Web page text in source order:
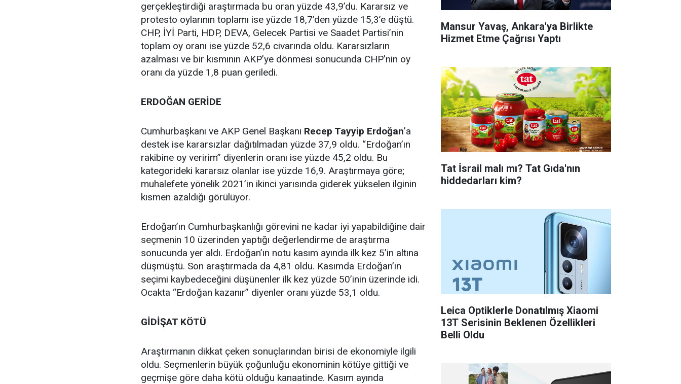
gerçekleştirdiği araştırmada bu oran yüzde 43,9’du. Kararsız ve
protesto oylarının toplamı ise yüzde 18,7’den yüzde 15,3’e düştü.
CHP, İYİ Parti, HDP, DEVA, Gelecek Partisi ve Saadet Partisi’nin
toplam oy oranı ise yüzde 52,6 civarında oldu. Kararsızların
azalması ve bir kısmının AKP’ye dönmesi sonucunda CHP’nin oy
oranı da yüzde 1,8 puan geriledi.
ERDOĞAN GERİDE
Cumhurbaşkanı ve AKP Genel Başkanı Recep Tayyip Erdoğan’a
destek ise kararsızlar dağıtılmadan yüzde 37,9 oldu. “Erdoğan’ın
rakibine oy veririm” diyenlerin oranı ise yüzde 45,2 oldu. Bu
kategorideki kararsız olanlar ise yüzde 16,9. Araştırmaya göre;
muhalefete yönelik 2021’in ikinci yarısında giderek yükselen ilginin
kısmen azaldığı görülüyor.
Erdoğan’ın Cumhurbaşkanlığı görevini ne kadar iyi yapabildiğine dair
seçmenin 10 üzerinden yaptığı değerlendirme de araştırma
sonucunda yer aldı. Erdoğan’ın notu kasım ayında ilk kez 5’in altına
düşmüştü. Son araştırmada da 4,81 oldu. Kasımda Erdoğan’ın
seçimi kaybedeceğini düşünenler ilk kez yüzde 50’inin üzerinde idi.
Ocakta “Erdoğan kazanır” diyenler oranı yüzde 53,1 oldu.
GİDİŞAT KÖTÜ
Araştırmanın dikkat çeken sonuçlarından birisi de ekonomiyle ilgili
oldu. Seçmenlerin büyük çoğunluğu ekonominin kötüye gittiği ve
geçmişe göre daha kötü olduğu kanaatinde. Kasım ayında
Mansur Yavaş, Ankara'ya Birlikte
Hizmet Etme Çağrısı Yaptı
Tat İsrail malı mı? Tat Gıda'nın
hiddedarları kim?
Leica Optiklerle Donatılmış Xiaomi
13T Serisinin Beklenen Özellikleri
Belli Oldu